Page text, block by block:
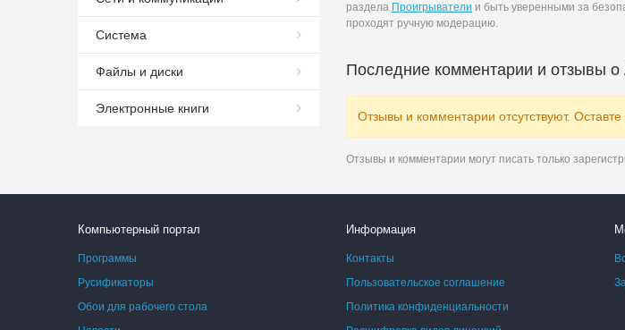
раздела Проигрыватели и быть уверенными за
проходят ручную модерацию.
Последние комментарии и отзывы о
Отзывы и комментарии отсутствуют.
Отзывы и комментарии могут писать только
Система
Файлы и диски
Электронные книги
Компьютерный портал
Программы
Русификаторы
Обои для рабочего стола
Информация
Контакты
Пользовательское соглашение
Политика конфиденциальности